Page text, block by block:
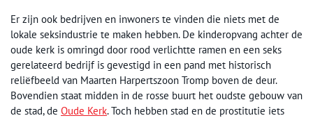
Er zijn ook bedrijven en inwoners te vinden die niets met de
lokale seksindustrie te maken hebben. De kinderopvang achter de
oude kerk is omringd door rood verlichtte ramen en een seks
gerelateerd bedrijf is gevestigd in een pand met historisch
reliëfbeeld van Maarten Harpertszoon Tromp boven de deur.
Bovendien staat midden in de rosse buurt het oudste gebouw van
de stad, de Oude Kerk. Toch hebben stad en de prostitutie iets